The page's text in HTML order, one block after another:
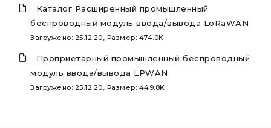
Каталог Расширенный промышленный
беспроводный модуль ввода/вывода LoRaWAN
Загружено: 25.12.20, Размер: 474.0K
Проприетарный промышленный беспроводный
модуль ввода/вывода LPWAN
Загружено: 25.12.20, Размер: 449.8K